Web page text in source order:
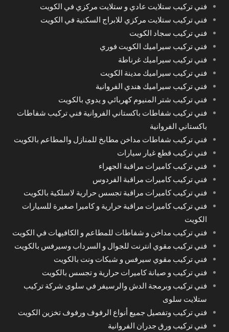
فني تركيب ستلايت عادي و ستلايت مركزي في الكويت
فني تركيب ستلايت مركزي للابراج السكنية في الكويت
فني تركيب سجاد الكويت
فني تركيب سيراميك الكويت فوري
فني تركيب سيراميك غرناطة
فني تركيب سيراميك مدينة الكويت
فني تركيب سيراميك هندي الفروانية
فني تركيب شتر المنيوم كهربائي و يدوي بالكويت
فني تركيب شفاطات باكستاني الفروانية فني تركيب شفاطات
باكستاني الفروانية
فني تركيب شفاطات مداخن مطابخ للمنازل والمطاعم بالكويت
فني تركيب قطع غيار سيارات
فني تركيب كاميرات مراقبة الجهراء
فني تركيب كاميرات مراقبة الفردوس
فني تركيب كاميرات مراقبة تجسس حرارية لاسلكية بالكويت
فني تركيب كاميرات مراقبة حرارية و كاميرا صغيرة للسيارات
الكويت
فني تركيب مداخن و شفاطات للمطاعم و الكافيهات في الكويت
فني تركيب مقوي انترنت للجوال و السرداب وسيرفس بالكويت
فني تركيب مقوي سيرفس و شبكات ونت بالكويت
فني تركيب و صيانة كاميرات حرارية و تجسس بالكويت
فني تركيب وبرمجة الدش والرسيفر في سلوى شركة تركيب
ستلايت سلوى
فني تركيب وتفصيل جميع أنواع الرفوف ورفوف تخزين الكويت
فني تركيب ورق جدران الفروانية